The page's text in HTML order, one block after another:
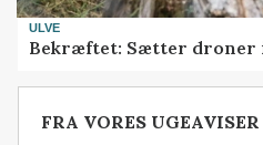
ULVE
Bekræftet: Sætter droner
FRA VORES UGEAVISER